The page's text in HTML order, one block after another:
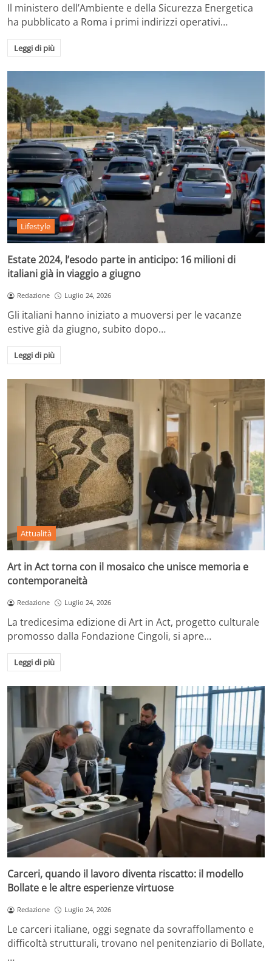
Il ministero dell’Ambiente e della Sicurezza Energetica
ha pubblicato a Roma i primi indirizzi operativi…
Leggi di più
Lifestyle
Estate 2024, l’esodo parte in anticipo: 16 milioni di
italiani già in viaggio a giugno
Redazione Luglio 24, 2026
Gli italiani hanno iniziato a muoversi per le vacanze
estive già da giugno, subito dopo…
Leggi di più
Attualità
Art in Act torna con il mosaico che unisce memoria e
contemporaneità
Redazione Luglio 24, 2026
La tredicesima edizione di Art in Act, progetto culturale
promosso dalla Fondazione Cingoli, si apre…
Leggi di più
Carceri, quando il lavoro diventa riscatto: il modello
Bollate e le altre esperienze virtuose
Redazione Luglio 24, 2026
Le carceri italiane, oggi segnate da sovraffollamento e
difficoltà strutturali, trovano nel penitenziario di Bollate,
…